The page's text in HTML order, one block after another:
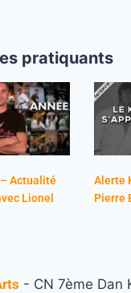
pratiquants
Actualité
Lionel
Alerte
Pierre
- CN 7ème Dan